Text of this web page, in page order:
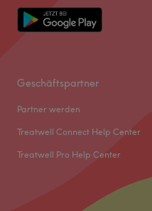
Geschäftspartner
Partner werden
Treatwell Connect Help Center
Treatwell Pro Help Center